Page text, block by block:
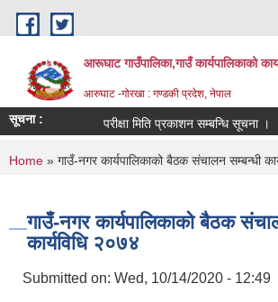
Skip to main content
आरूघाट गाउँपालिका,गाउँ कार्यपालिकाको
आरुघाट -गोरखा : गण्डकी प्रदेश, नेपाल
सूचना : परीक्षा मिति प्रकाशन सम्बन्धि सूचना ।
You are here
Home » गाउँ-नगर कार्यपालिकाको बैठक संचालन सम्बन्धी
गाउँ-नगर कार्यपालिकाको बैठक
कार्यविधि २०७४
Submitted on: Wed, 10/14/2020 - 12:49